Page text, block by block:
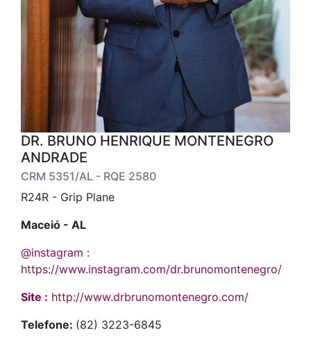
DR. BRUNO HENRIQUE MONTENEGRO
ANDRADE
CRM 5351/AL - RQE 2580
R24R - Grip Plane
Maceió - AL
@instagram :
https://www.instagram.com/dr.brunomontenegro/
Site : http://www.drbrunomontenegro.com/
Telefone: (82) 3223-6845